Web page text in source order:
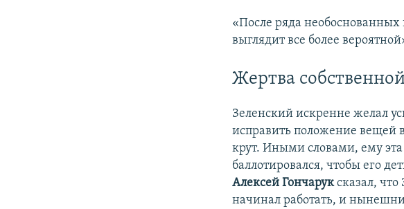
«После ряда
выглядит все более
Жертва
Зеленский искренне желал
исправить положение вещей
крут. Иными словами, ему
баллотировался, чтобы его
Алексей Гончаруксказал,
начинал работать, и